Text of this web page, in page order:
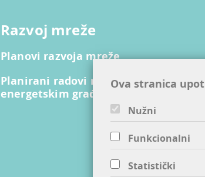
Razvoj mreže
Planovi razvoja mreže
Planirani radovi na linijskim
energetskim građevinama
Ova stranica
Nužni
Funkcionalni
Statistički